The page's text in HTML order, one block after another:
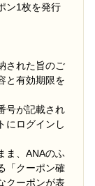
ン1枚を発行
された旨のご
と有効期限を
号が記載され
にログインし
ま、ANAのふ
「クーポン確
クーポンが表